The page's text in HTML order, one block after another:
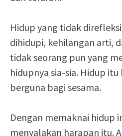
Hidup yang tidak
dihidupi, kehilangan arti,
tidak seorang pun yang
hidupnya sia-sia. Hidup
berguna bagi sesama.
Dengan memaknai hidup
menyalakan harapan itu.